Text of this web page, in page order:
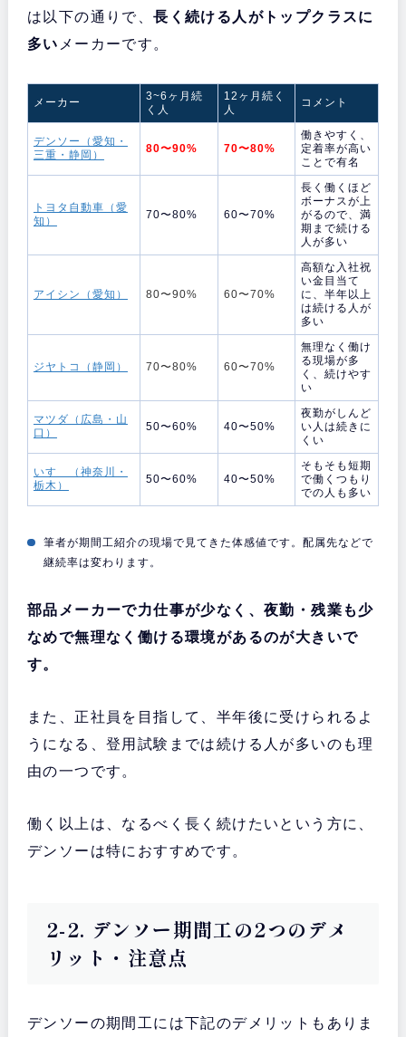
は以下の通りで、長く続ける人がトップクラスに
多い メーカーです。
メーカー
3~6ヶ月続
く人
12ヶ月続く
人
コメント
デンソー（愛知・
三重・静岡）
80〜90% 70〜80%
働きやすく、
定着率が高い
ことで有名
トヨタ自動車（愛
知）
70〜80% 60〜70%
長く働くほど
ボーナスが上
がるので、満
期まで続ける
人が多い
アイシン（愛知） 80〜90% 60〜70%
高額な入社祝
い金目当て
に、半年以上
は続ける人が
多い
ジヤトコ（静岡） 70〜80% 60〜70%
無理なく働け
る現場が多
く、続けやす
い
マツダ（広島・山
口）
50〜60% 40〜50%
夜勤がしんど
い人は続きに
くい
いすゞ（神奈川・
栃木）
50〜60% 40〜50%
そもそも短期
で働くつもり
での人も多い
筆者が期間工紹介の現場で見てきた体感値です。配属先などで
継続率は変わります。
部品メーカーで力仕事が少なく、夜勤・残業も少
なめで無理なく働ける環境があるのが大きいで
す。
また、正社員を目指して、半年後に受けられるよ
うになる、登用試験までは続ける人が多いのも理
由の一つです。
働く以上は、なるべく長く続けたいという方に、
デンソーは特におすすめです。
2-2. デンソー期間工の2つのデメ
リット・注意点
デンソーの期間工には下記のデメリットもありま